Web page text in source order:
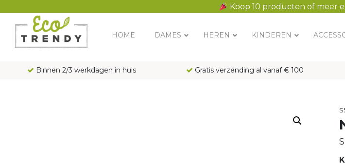
Koop 10 producten of meer
Main Navigation
HOME DAMES HEREN KINDEREN
Binnen 2/3 werkdagen in huis Gratis verzending al vanaf € 100